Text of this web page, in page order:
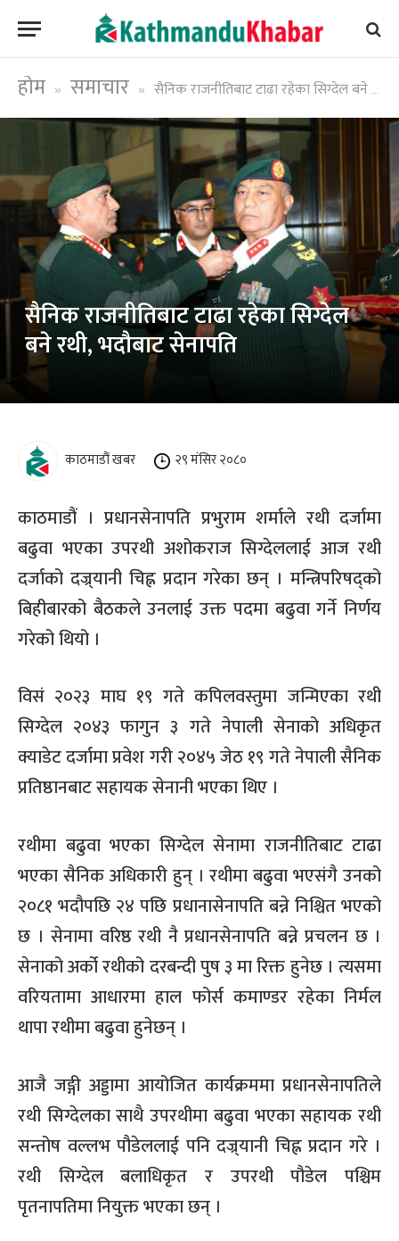
होम » समाचार » सैनिक राजनीतिबाट टाढा रहेका सिग्देल बने रथी, भदौबाट सेनापति
सैनिक राजनीतिबाट टाढा रहेका सिग्देल
बने रथी, भदौबाट सेनापति
काठमाडौं खबर २९ मंसिर २०८०
काठमाडौं । प्रधानसेनापति प्रभुराम शर्माले रथी दर्जामा
बढुवा भएका उपरथी अशोकराज सिग्देललाई आज रथी
दर्जाको दज्र्यानी चिह्न प्रदान गरेका छन् । मन्त्रिपरिषद्को
बिहीबारको बैठकले उनलाई उक्त पदमा बढुवा गर्ने निर्णय
गरेको थियो ।
विसं २०२३ माघ १९ गते कपिलवस्तुमा जन्मिएका रथी
सिग्देल २०४३ फागुन ३ गते नेपाली सेनाको अधिकृत
क्याडेट दर्जामा प्रवेश गरी २०४५ जेठ १९ गते नेपाली सैनिक
प्रतिष्ठानबाट सहायक सेनानी भएका थिए ।
रथीमा बढुवा भएका सिग्देल सेनामा राजनीतिबाट टाढा
भएका सैनिक अधिकारी हुन् । रथीमा बढुवा भएसंगै उनको
२०८१ भदौपछि २४ पछि प्रधानासेनापति बन्ने निश्चित भएको
छ । सेनामा वरिष्ठ रथी नै प्रधानसेनापति बन्ने प्रचलन छ ।
सेनाको अर्को रथीको दरबन्दी पुष ३ मा रिक्त हुनेछ । त्यसमा
वरियतामा आधारमा हाल फोर्स कमाण्डर रहेका निर्मल
थापा रथीमा बढुवा हुनेछन् ।
आजै जङ्गी अड्डामा आयोजित कार्यक्रममा प्रधानसेनापतिले
रथी सिग्देलका साथै उपरथीमा बढुवा भएका सहायक रथी
सन्तोष वल्लभ पौडेललाई पनि दज्र्यानी चिह्न प्रदान गरे ।
रथी सिग्देल बलाधिकृत र उपरथी पौडेल पश्चिम
पृतनापतिमा नियुक्त भएका छन् ।